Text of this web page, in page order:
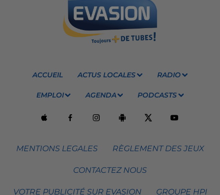
ACCUEIL ACTUS LOCALES RADIO
EMPLOI AGENDA PODCASTS
MENTIONS LEGALES RÈGLEMENT DES JEUX
CONTACTEZ NOUS
VOTRE PUBLICITÉ SUR EVASION GROUPE HPI